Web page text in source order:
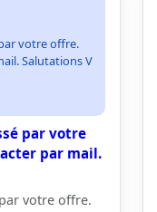
votre offre.
Salutations V
par votre
par mail.
votre offre.